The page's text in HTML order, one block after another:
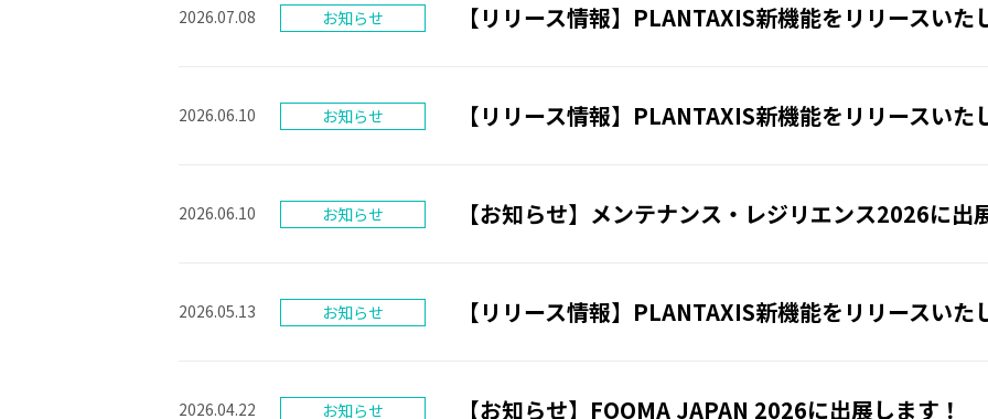
2026.07.08 【リリース情報】PLANTAXIS新機能をリリースいた
2026.06.10 【リリース情報】PLANTAXIS新機能をリリースいた
2026.06.10 【お知らせ】メンテナンス・レジリエンス2026に出
2026.05.13 【リリース情報】PLANTAXIS新機能をリリースいた
2026.04.22 【お知らせ】FOOMA JAPAN 2026に出展します！